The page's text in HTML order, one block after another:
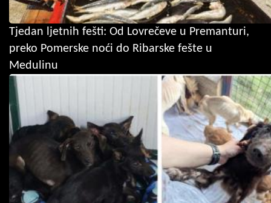
Tjedan ljetnih fešti: Od Lovrečeve u Premanturi,
preko Pomerske noći do Ribarske fešte u
Medulinu